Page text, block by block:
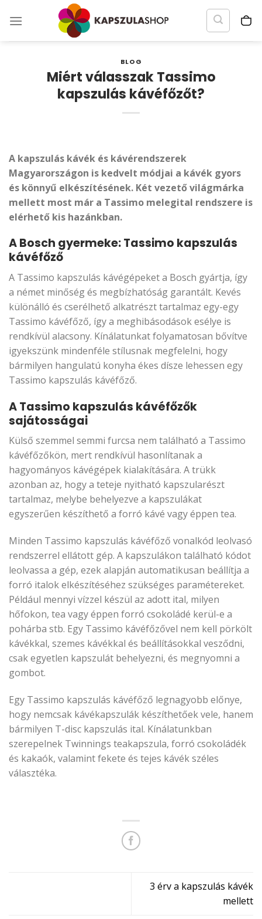
BLOG
Miért válasszak Tassimo
kapszulás kávéfőzőt?
A kapszulás kávék és kávérendszerek
Magyarországon is kedvelt módjai a kávék gyors
és könnyű elkészítésének. Két vezető világmárka
mellett most már a Tassimo melegital rendszere is
elérhető kis hazánkban.
A Bosch gyermeke: Tassimo kapszulás
kávéfőző
A Tassimo kapszulás kávégépeket a Bosch gyártja, így
a német minőség és megbízhatóság garantált. Kevés
különálló és cserélhető alkatrészt tartalmaz egy-egy
Tassimo kávéfőző, így a meghibásodások esélye is
rendkívül alacsony. Kínálatunkat folyamatosan bővítve
igyekszünk mindenféle stílusnak megfelelni, hogy
bármilyen hangulatú konyha ékes dísze lehessen egy
Tassimo kapszulás kávéfőző.
A Tassimo kapszulás kávéfőzők
sajátosságai
Külső szemmel semmi furcsa nem található a Tassimo
kávéfőzőkön, mert rendkívül hasonlítanak a
hagyományos kávégépek kialakítására. A trükk
azonban az, hogy a teteje nyitható kapszularészt
tartalmaz, melybe behelyezve a kapszulákat
egyszerűen készíthető a forró kávé vagy éppen tea.
Minden Tassimo kapszulás kávéfőző vonalkód leolvasó
rendszerrel ellátott gép. A kapszulákon található kódot
leolvassa a gép, ezek alapján automatikusan beállítja a
forró italok elkészítéséhez szükséges paramétereket.
Például mennyi vízzel készül az adott ital, milyen
hőfokon, tea vagy éppen forró csokoládé kerül-e a
pohárba stb. Egy Tassimo kávéfőzővel nem kell pörkölt
kávékkal, szemes kávékkal és beállításokkal vesződni,
csak egyetlen kapszulát behelyezni, és megnyomni a
gombot.
Egy Tassimo kapszulás kávéfőző legnagyobb előnye,
hogy nemcsak kávékapszulák készíthetőek vele, hanem
bármilyen T-disc kapszulás ital. Kínálatunkban
szerepelnek Twinnings teakapszula, forró csokoládék
és kakaók, valamint fekete és tejes kávék széles
választéka.
3 érv a kapszulás kávék
mellett